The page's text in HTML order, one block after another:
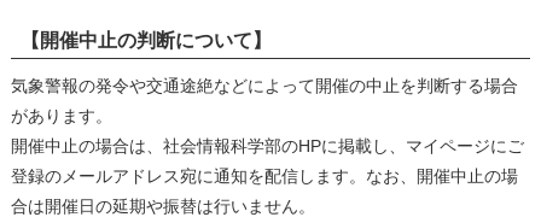
【開催中止の判断について】
気象警報の発令や交通途絶などによって開催の中止を判断する場合
があります。
開催中止の場合は、社会情報科学部のHPに掲載し、マイページにご
登録のメールアドレス宛に通知を配信します。なお、開催中止の場
合は開催日の延期や振替は行いません。